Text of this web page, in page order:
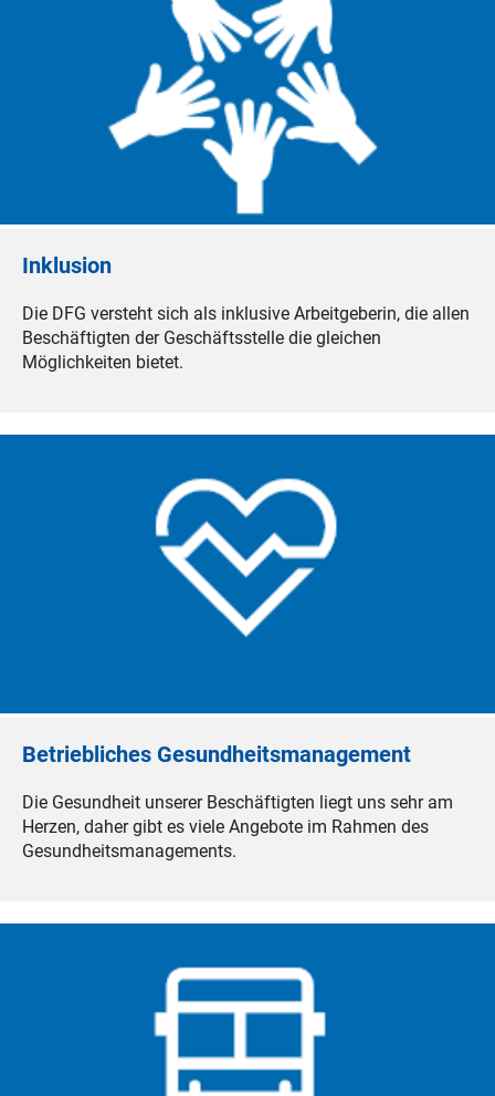
Inklusion
Die DFG versteht sich als inklusive Arbeitgeberin, die allen
Beschäftigten der Geschäftsstelle die gleichen
Möglichkeiten bietet.
Betriebliches Gesundheitsmanagement
Die Gesundheit unserer Beschäftigten liegt uns sehr am
Herzen, daher gibt es viele Angebote im Rahmen des
Gesundheitsmanagements.